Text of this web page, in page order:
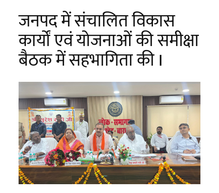
जनपद में संचालित विकास
कार्यों एवं योजनाओं की समीक्षा
बैठक में सहभागिता की I